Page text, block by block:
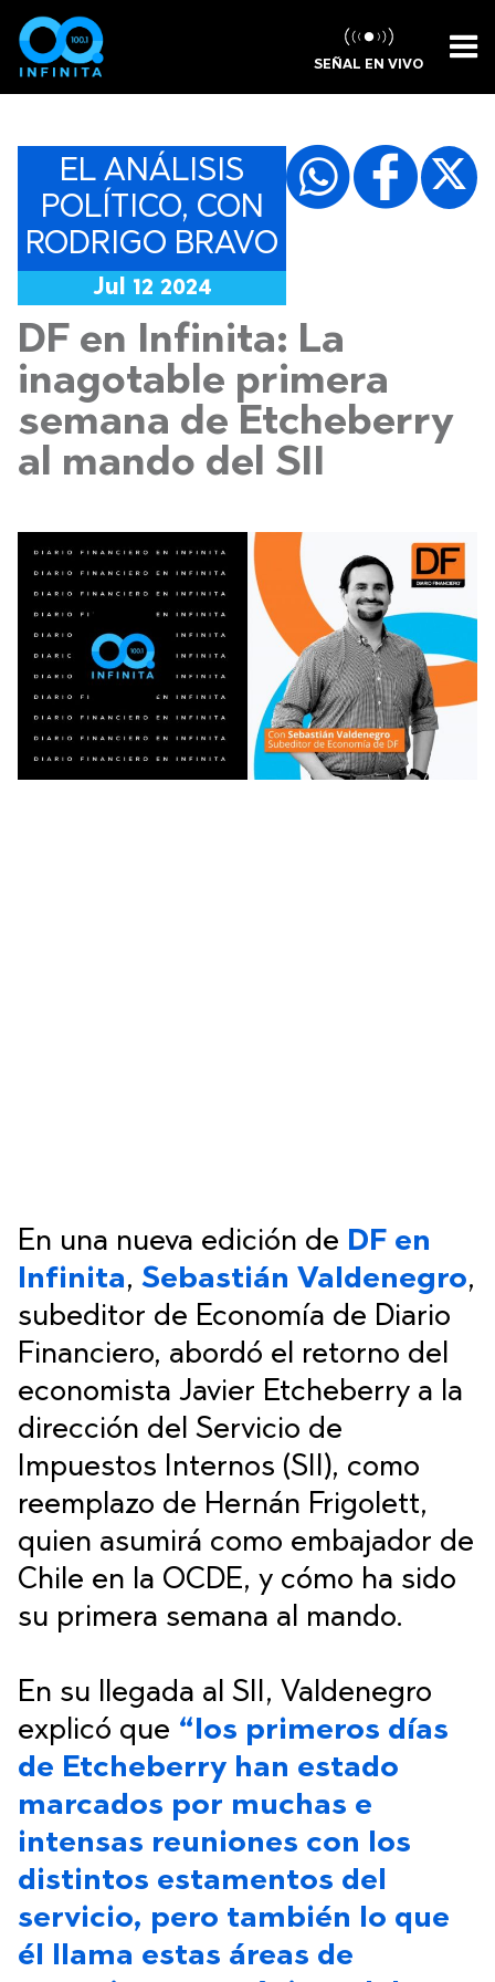
SEÑAL EN VIVO
EL ANÁLISIS
POLÍTICO, CON
RODRIGO BRAVO
Jul 12 2024
DF en Infinita: La
inagotable primera
semana de Etcheberry
al mando del SII
En una nueva edición de DF en
Infinita, Sebastián Valdenegro,
subeditor de Economía de Diario
Financiero, abordó el retorno del
economista Javier Etcheberry a la
dirección del Servicio de
Impuestos Internos (SII), como
reemplazo de Hernán Frigolett,
quien asumirá como embajador de
Chile en la OCDE, y cómo ha sido
su primera semana al mando.
En su llegada al SII, Valdenegro
explicó que “los primeros días
de Etcheberry han estado
marcados por muchas e
intensas reuniones con los
distintos estamentos del
servicio, pero también lo que
él llama estas áreas de